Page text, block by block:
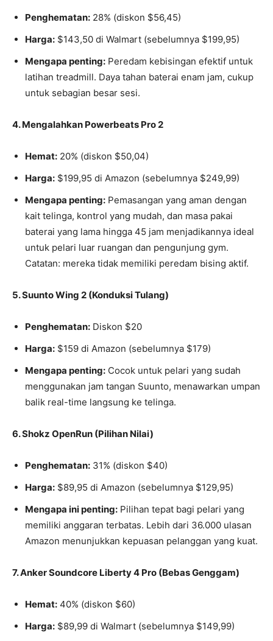
Penghematan: 28% (diskon $56,45)
Harga: $143,50 di Walmart (sebelumnya $199,95)
Mengapa penting: Peredam kebisingan efektif untuk
latihan treadmill. Daya tahan baterai enam jam, cukup
untuk sebagian besar sesi.
4. Mengalahkan Powerbeats Pro 2
Hemat: 20% (diskon $50,04)
Harga: $199,95 di Amazon (sebelumnya $249,99)
Mengapa penting: Pemasangan yang aman dengan
kait telinga, kontrol yang mudah, dan masa pakai
baterai yang lama hingga 45 jam menjadikannya ideal
untuk pelari luar ruangan dan pengunjung gym.
Catatan: mereka tidak memiliki peredam bising aktif.
5. Suunto Wing 2 (Konduksi Tulang)
Penghematan: Diskon $20
Harga: $159 di Amazon (sebelumnya $179)
Mengapa penting: Cocok untuk pelari yang sudah
menggunakan jam tangan Suunto, menawarkan umpan
balik real-time langsung ke telinga.
6. Shokz OpenRun (Pilihan Nilai)
Penghematan: 31% (diskon $40)
Harga: $89,95 di Amazon (sebelumnya $129,95)
Mengapa ini penting: Pilihan tepat bagi pelari yang
memiliki anggaran terbatas. Lebih dari 36.000 ulasan
Amazon menunjukkan kepuasan pelanggan yang kuat.
7. Anker Soundcore Liberty 4 Pro (Bebas Genggam)
Hemat: 40% (diskon $60)
Harga: $89,99 di Walmart (sebelumnya $149,99)